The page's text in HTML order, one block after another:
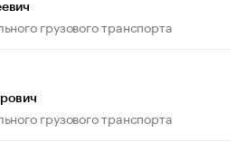
грузового транспорта
грузового транспорта